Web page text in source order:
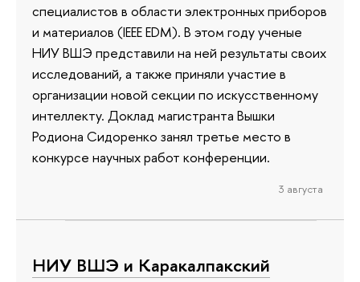
специалистов в области электронных приборов
и материалов (IEEE EDM). В этом году ученые
НИУ ВШЭ представили на ней результаты своих
исследований, а также приняли участие в
организации новой секции по искусственному
интеллекту. Доклад магистранта Вышки
Родиона Сидоренко занял третье место в
конкурсе научных работ конференции.
3 августа
НИУ ВШЭ и Каракалпакский